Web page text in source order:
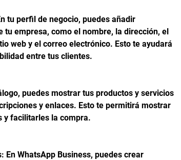
tu perfil de negocio, puedes añadir
tu empresa, como el nombre, la dirección, el
web y el correo electrónico. Esto te ayudará
entre tus clientes.
puedes mostrar tus productos y servicios
y enlaces. Esto te permitirá mostrar
y facilitarles la compra.
En WhatsApp Business, puedes crear